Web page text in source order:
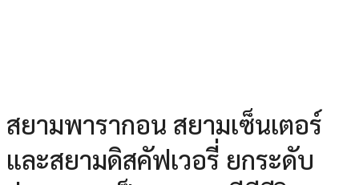
สยามพารากอน สยามเซ็นเตอร์
และสยามดิสคัฟเวอรี่ ยกระดับ